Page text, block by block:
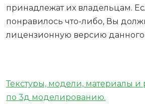
принадлежат их владельцам.
понравилось что-либо, Вы
лицензионную версию данного
Текстуры, модели, материалы и
по 3д моделированию.